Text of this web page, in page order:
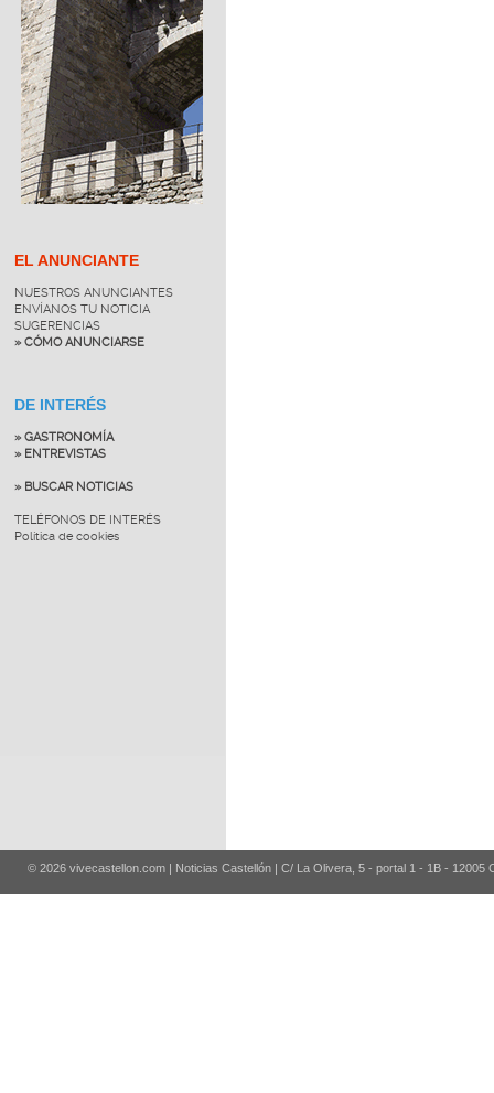
EL ANUNCIANTE
NUESTROS ANUNCIANTES
ENVÍANOS TU NOTICIA
SUGERENCIAS
» CÓMO ANUNCIARSE
DE INTERÉS
» GASTRONOMÍA
» ENTREVISTAS
» BUSCAR NOTICIAS
TELÉFONOS DE INTERÉS
Política de cookies
© 2026 vivecastellon.com | Noticias Castellón | C/ La Olivera, 5 - portal 1 - 1B - 12005